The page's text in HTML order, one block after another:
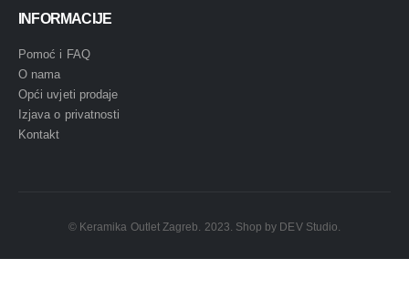
INFORMACIJE
Pomoć i FAQ
O nama
Opći uvjeti prodaje
Izjava o privatnosti
Kontakt
© Keramika Outlet Zagreb. 2023. Shop by DEV Studio.